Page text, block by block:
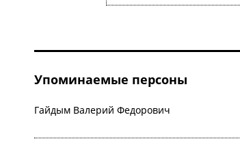
Упоминаемые персоны
Гайдым Валерий Федорович